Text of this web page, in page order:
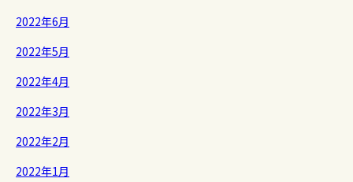
2022年6月
2022年5月
2022年4月
2022年3月
2022年2月
2022年1月